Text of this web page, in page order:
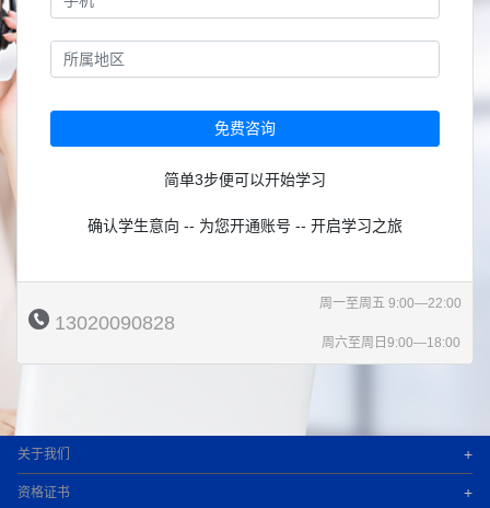
免费咨询
简单3步便可以开始学习
确认学生意向 -- 为您开通账号 -- 开启学习之旅
13020090828
周一至周五 9:00—22:00
周六至周日9:00—18:00
关于我们 +
资格证书 +